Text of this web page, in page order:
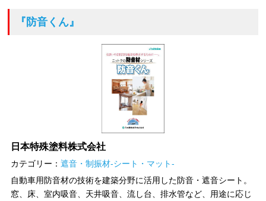
『防音くん』
日本特殊塗料株式会社
カテゴリー：遮音・制振材-シート・マット-
自動車用防音材の技術を建築分野に活用した防音・遮音シート。
窓、床、室内吸音、天井吸音、流し台、排水管など、用途に応じ